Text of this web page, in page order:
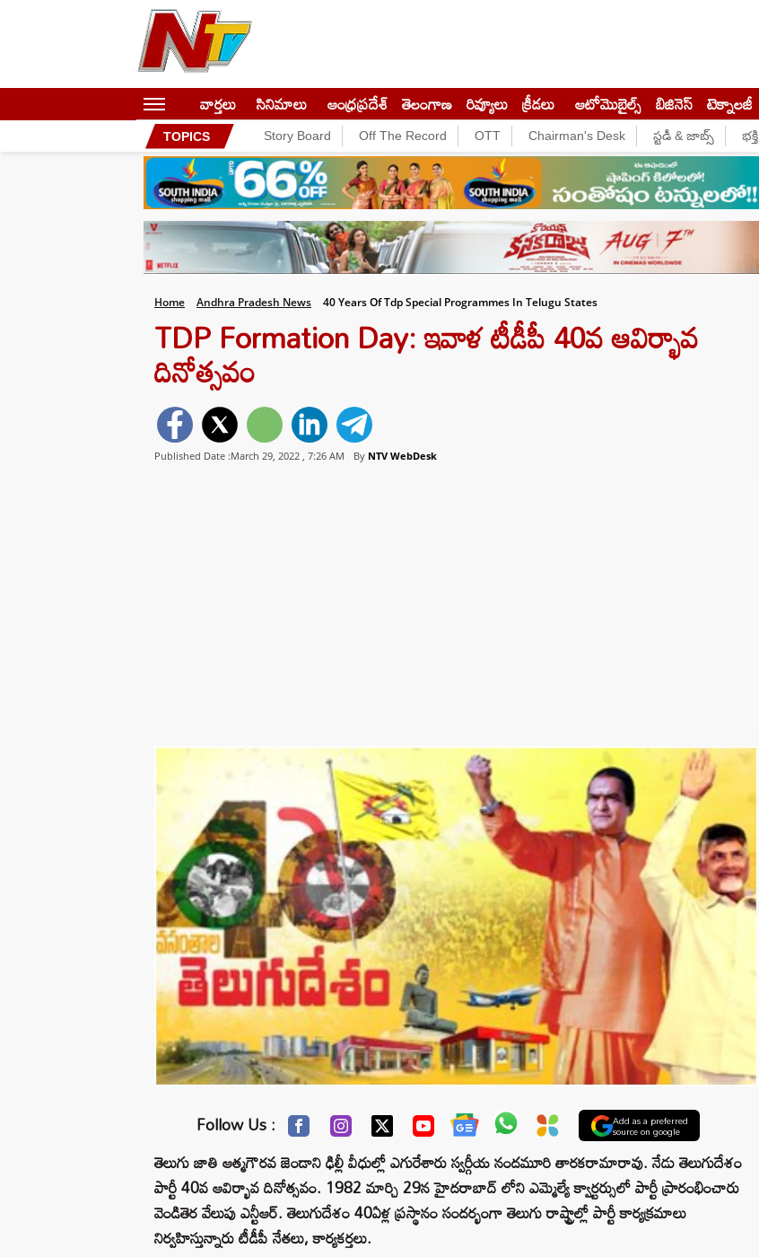
వార్తలు సినిమాలు ఆంధ్రప్రదేశ్ తెలంగాణ రివ్యూలు క్రీడలు ఆటోమొబైల్స్ బిజినెస్‌ టెక్నాలజీ
TOPICS Story Board Off The Record OTT Chairman's Desk స్టడీ & జాబ్స్ భక్తి
Home Andhra Pradesh News 40 Years Of Tdp Special Programmes In Telugu States
TDP Formation Day: ఇవాళ టీడీపీ 40వ ఆవిర్భావ
దినోత్సవం
Published Date :March 29, 2022 , 7:26 AM By NTV WebDesk
Follow Us : Add as a preferred
source on google
తెలుగు జాతి ఆత్మగౌరవ జెండాని ఢిల్లీ వీధుల్లో ఎగురేశారు స్వర్గీయ నందమూరి తారకరామారావు. నేడు తెలుగుదేశం
పార్టీ 40వ ఆవిర్భావ దినోత్సవం. 1982 మార్చి 29న హైదరాబాద్ లోని ఎమ్మెల్యే క్వార్టర్సులో పార్టీ ప్రారంభించారు
వెండితెర వేలుపు ఎన్టీఆర్. తెలుగుదేశం 40ఏళ్ల ప్రస్థానం సందర్భంగా తెలుగు రాష్ట్రాల్లో పార్టీ కార్యక్రమాలు
నిర్వహిస్తున్నారు టీడీపీ నేతలు, కార్యకర్తలు.